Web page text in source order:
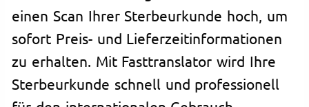
einen Scan Ihrer Sterbeurkunde hoch, um
sofort Preis- und Lieferzeitinformationen
zu erhalten. Mit Fasttranslator wird Ihre
Sterbeurkunde schnell und professionell